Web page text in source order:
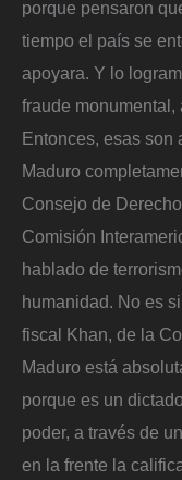
porque pensaron
tiempo el país se
apoyara. Y lo
fraude monumental,
Entonces, esas son
Maduro
Consejo de
Comisión
hablado de
humanidad. No es
fiscal Khan, de la
Maduro está
porque es un
poder, a través de
en la frente la